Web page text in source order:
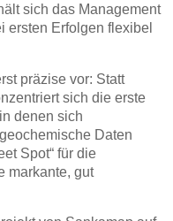
sich das Management
ersten Erfolgen flexibel
präzise vor: Statt
sich die erste
denen sich
Daten
Spot“ für die
markante, gut